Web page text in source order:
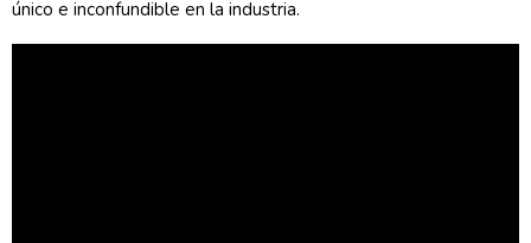
único e inconfundible en la industria.